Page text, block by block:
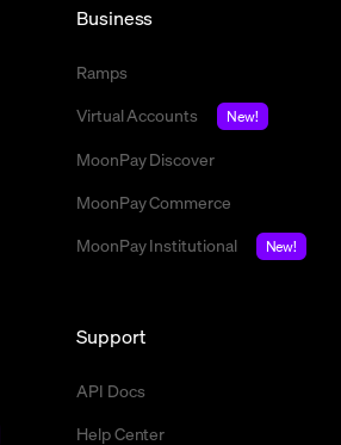
Business
Ramps
Virtual Accounts
New!
MoonPay Discover
MoonPay Commerce
MoonPay Institutional
New!
Support
API Docs
Help Center